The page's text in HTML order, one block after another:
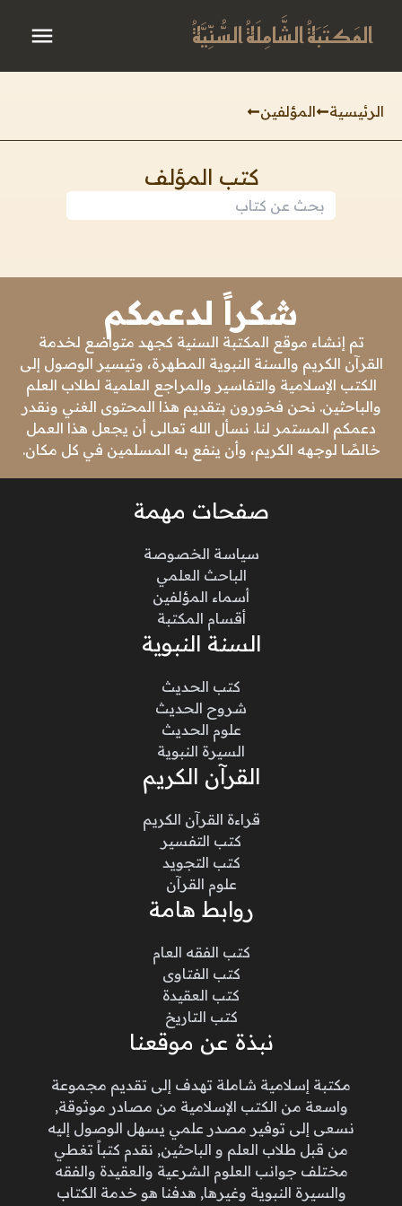
المَكتَبَةُ الشَّامِلَةُ السُّنِّيَّةُ
الرئيسية المؤلفين
كتب المؤلف
شكراً لدعمكم
تم إنشاء موقع المكتبة السنية كجهد متواضع لخدمة
القرآن الكريم والسنة النبوية المطهرة، وتيسير الوصول إلى
الكتب الإسلامية والتفاسير والمراجع العلمية لطلاب العلم
والباحثين. نحن فخورون بتقديم هذا المحتوى الغني ونقدر
دعمكم المستمر لنا. نسأل الله تعالى أن يجعل هذا العمل
خالصًا لوجهه الكريم، وأن ينفع به المسلمين في كل مكان.
صفحات مهمة
سياسة الخصوصة
الباحث العلمي
أسماء المؤلفين
أقسام المكتبة
السنة النبوية
كتب الحديث
شروح الحديث
علوم الحديث
السيرة النبوية
القرآن الكريم
قراءة القرآن الكريم
كتب التفسير
كتب التجويد
علوم القرآن
روابط هامة
كتب الفقه العام
كتب الفتاوى
كتب العقيدة
كتب التاريخ
نبذة عن موقعنا
مكتبة إسلامية شاملة تهدف إلى تقديم مجموعة
واسعة من الكتب الإسلامية من مصادر موثوقة,
نسعى إلى توفير مصدر علمي يسهل الوصول إليه
من قبل طلاب العلم و الباحثين, نقدم كتباً تغطي
مختلف جوانب العلوم الشرعية والعقيدة والفقه
والسيرة النبوية وغيرها, هدفنا هو خدمة الكتاب